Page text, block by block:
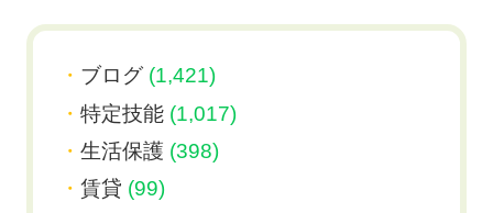
ブログ(1,421)
特定技能(1,017)
生活保護 (398)
賃貸 (99)